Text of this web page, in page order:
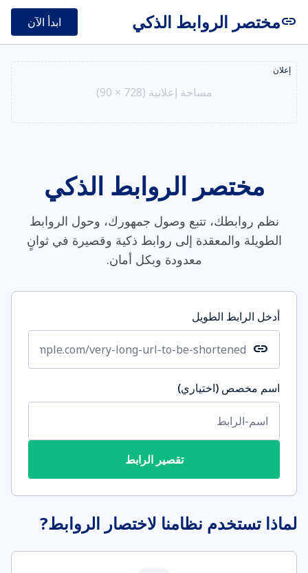
linkمختصر الروابط الذكي ابدأ الآن
إعلان
مساحة إعلانية (728 × 90)
مختصر الروابط الذكي
نظم روابطك، تتبع وصول جمهورك، وحول الروابط
الطويلة والمعقدة إلى روابط ذكية وقصيرة في ثوانٍ
معدودة وبكل أمان.
أدخل الرابط الطويل
link
اسم مخصص (اختياري)
تقصير الرابط
لماذا تستخدم نظامنا لاختصار الروابط?